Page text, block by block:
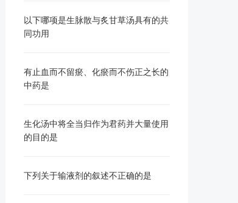
以下哪项是生脉散与炙甘草汤具有的共
同功用
有止血而不留瘀、化瘀而不伤正之长的
中药是
生化汤中将全当归作为君药并大量使用
的目的是
下列关于输液剂的叙述不正确的是